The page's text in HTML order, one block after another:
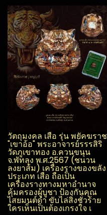
วัตถุมงคล เสือ รุ่น พยัคฆราช
"เขาอ้อ" พระอาจารย์รรร​สิริ​
วัดภูเขาทอง อ.ควนขนุน​
จ.พัทลุง​ พ.ศ.2567 (ชนวน
ลงยาส้ม) เครื่องรางของขลัง
ประเภท เสือ ถือเป็น
เครื่องรางทางมหาอำนาจ
คุ้มครองผู้บูชา ป้องกันคุณ
ไสย​มนต์ดำ ขับไล่สิ่งชั่วร้าย
ใครเห็นเป็นต้องเกรงใจ เ